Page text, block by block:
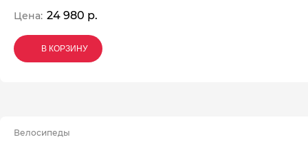
Цена: 24 980 р.
В КОРЗИНУ
В КОРЗИНУ
В КОРЗИНУ
Велосипеды